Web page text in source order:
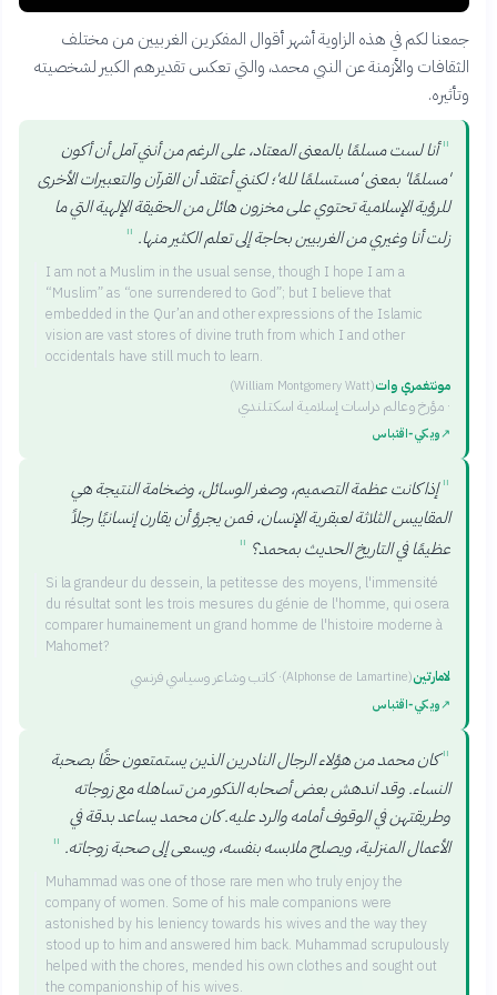
جمعنا لكم في هذه الزاوية أشهر أقوال المفكرين الغربيين من مختلف
الثقافات والأزمنة عن النبي محمد، والتي تعكس تقديرهم الكبير لشخصيته
وتأثيره.
" أنا لست مسلمًا بالمعنى المعتاد، على الرغم من أنني آمل أن أكون
'مسلمًا' بمعنى 'مستسلمًا لله'؛ لكنني أعتقد أن القرآن والتعبيرات الأخرى
للرؤية الإسلامية تحتوي على مخزون هائل من الحقيقة الإلهية التي ما
زلت أنا وغيري من الغربيين بحاجة إلى تعلم الكثير منها. "
I am not a Muslim in the usual sense, though I hope I am a
“Muslim” as “one surrendered to God”; but I believe that
embedded in the Qur’an and other expressions of the Islamic
vision are vast stores of divine truth from which I and other
occidentals have still much to learn.
مونتغمري وات
(William Montgomery Watt)
· مؤرخ وعالم دراسات إسلامية اسكتلندي
↗ويكي‑اقتباس
" إذا كانت عظمة التصميم، وصغر الوسائل، وضخامة النتيجة هي
المقاييس الثلاثة لعبقرية الإنسان، فمن يجرؤ أن يقارن إنسانيًا رجلاً
عظيمًا في التاريخ الحديث بمحمد؟ "
Si la grandeur du dessein, la petitesse des moyens, l'immensité
du résultat sont les trois mesures du génie de l'homme, qui osera
comparer humainement un grand homme de l'histoire moderne à
Mahomet?
لامارتين
(Alphonse de Lamartine)
·كاتب وشاعر وسياسي فرنسي
↗ويكي‑اقتباس
"كان محمد من هؤلاء الرجال النادرين الذين يستمتعون حقًا بصحبة
النساء. وقد اندهش بعض أصحابه الذكور من تساهله مع زوجاته
وطريقتهن في الوقوف أمامه والرد عليه. كان محمد يساعد بدقة في
الأعمال المنزلية، ويصلح ملابسه بنفسه، ويسعى إلى صحبة زوجاته. "
Muhammad was one of those rare men who truly enjoy the
company of women. Some of his male companions were
astonished by his leniency towards his wives and the way they
stood up to him and answered him back. Muhammad scrupulously
helped with the chores, mended his own clothes and sought out
the companionship of his wives.